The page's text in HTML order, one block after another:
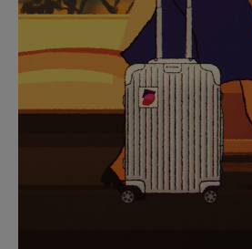
SIE,
UM
ANZUHALTEN
AUFHEBEN
DER